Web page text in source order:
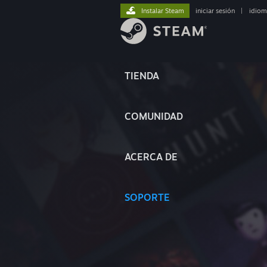
TIENDA
COMUNIDAD
ACERCA DE
SOPORTE
Instalar Steam iniciar sesión